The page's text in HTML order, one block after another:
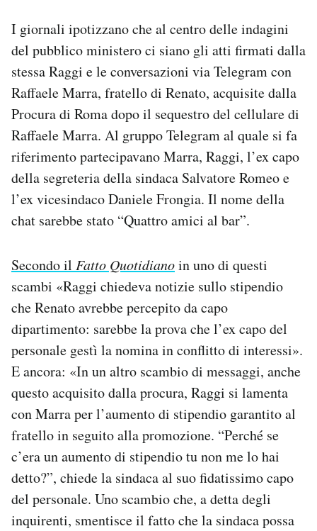
I giornali ipotizzano che al centro delle indagini
del pubblico ministero ci siano gli atti firmati dalla
stessa Raggi e le conversazioni via Telegram con
Raffaele Marra, fratello di Renato, acquisite dalla
Procura di Roma dopo il sequestro del cellulare di
Raffaele Marra. Al gruppo Telegram al quale si fa
riferimento partecipavano Marra, Raggi, l’ex capo
della segreteria della sindaca Salvatore Romeo e
l’ex vicesindaco Daniele Frongia. Il nome della
chat sarebbe stato “Quattro amici al bar”.
Secondo il Fatto Quotidianoin uno di questi
scambi «Raggi chiedeva notizie sullo stipendio
che Renato avrebbe percepito da capo
dipartimento: sarebbe la prova che l’ex capo del
personale gestì la nomina in conflitto di interessi».
E ancora: «In un altro scambio di messaggi, anche
questo acquisito dalla procura, Raggi si lamenta
con Marra per l’aumento di stipendio garantito al
fratello in seguito alla promozione. “Perché se
c’era un aumento di stipendio tu non me lo hai
detto?”, chiede la sindaca al suo fidatissimo capo
del personale. Uno scambio che, a detta degli
inquirenti, smentisce il fatto che la sindaca possa